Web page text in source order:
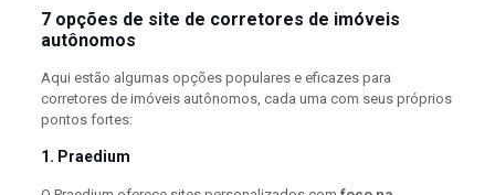
7 opções de site de corretores de imóveis
autônomos
Aqui estão algumas opções populares e eficazes para
corretores de imóveis autônomos, cada uma com seus próprios
pontos fortes:
1. Praedium